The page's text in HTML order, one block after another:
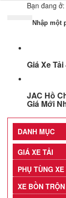
Bạn đang ở:
DANH MỤC
GIÁ XE TẢI
PHỤ TÙNG
XE BỒN
Nhập một
Giá Xe
JAC Hồ
Giá Mới